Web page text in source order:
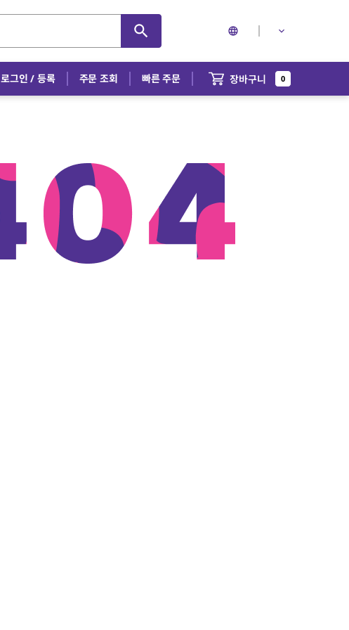
로그인 / 등록 주문 조회 빠른 주문 장바구니 0